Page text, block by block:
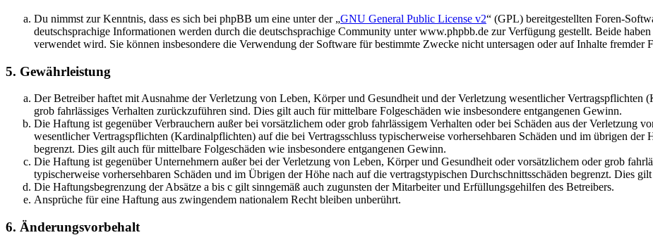
Du nimmst zur Kenntnis, dass es sich bei phpBB um eine unter der „GNU General Public License v2“ (GPL) bereitgestellten Foren-
deutschsprachige Informationen werden durch die deutschsprachige Community unter www.phpbb.de zur Verfügung gestellt. Beide
verwendet wird. Sie können insbesondere die Verwendung der Software für bestimmte Zwecke nicht untersagen oder auf Inhalte fremder
5. Gewährleistung
Der Betreiber haftet mit Ausnahme der Verletzung von Leben, Körper und Gesundheit und der Verletzung wesentlicher
grob fahrlässiges Verhalten zurückzuführen sind. Dies gilt auch für mittelbare Folgeschäden wie insbesondere entgangenen Gewinn.
Die Haftung ist gegenüber Verbrauchern außer bei vorsätzlichem oder grob fahrlässigem Verhalten oder bei Schäden aus der Verletzung
wesentlicher Vertragspflichten (Kardinalpflichten) auf die bei Vertragsschluss typischerweise vorhersehbaren Schäden und im übrigen der
begrenzt. Dies gilt auch für mittelbare Folgeschäden wie insbesondere entgangenen Gewinn.
Die Haftung ist gegenüber Unternehmern außer bei der Verletzung von Leben, Körper und Gesundheit oder vorsätzlichem oder grob
typischerweise vorhersehbaren Schäden und im Übrigen der Höhe nach auf die vertragstypischen Durchschnittsschäden begrenzt. Dies
Die Haftungsbegrenzung der Absätze a bis c gilt sinngemäß auch zugunsten der Mitarbeiter und Erfüllungsgehilfen des Betreibers.
Ansprüche für eine Haftung aus zwingendem nationalem Recht bleiben unberührt.
6. Änderungsvorbehalt